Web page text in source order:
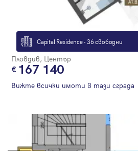
Capital Residence - 36 свободни
Пловдив, Център
167 140
Вижте всички имоти в тази сграда